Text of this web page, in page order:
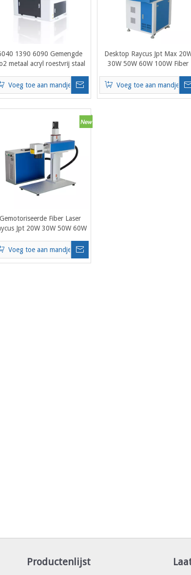
1390 6090 Gemengde
metaal acryl roestvrij staal
plaat en niet-metalen hout
Voeg toe aan mandje
Desktop Raycus Jpt Max
30W 50W 60W 100W Fiber
Lasersnijmachine
Voeg toe aan mandje
Gemotoriseerde Fiber Laser
Jpt 20W 30W 50W 60W
Snijmachine voor
Metaal Plastic
Voeg toe aan mandje
Productenlijst